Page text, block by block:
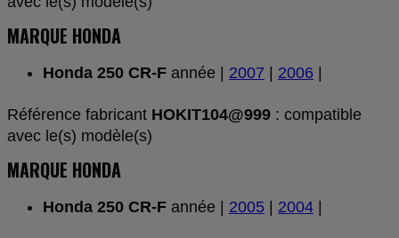
MARQUE HONDA
Honda 250 CR-F année | 2007 2006
Référence fabricant HOKIT104@999 : compatible
avec le(s) modèle(s)
MARQUE HONDA
Honda 250 CR-F année | 2005 2004